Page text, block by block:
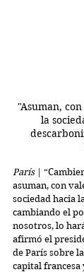
"Asuman,
la
París |
asuman, con
sociedad hacia
cambiando el
nosotros, lo
afirmó el
de París sobre
capital